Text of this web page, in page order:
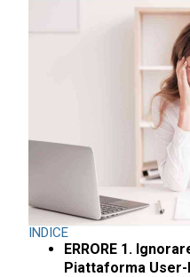
INDICE
ERRORE 1.
Piattaforma